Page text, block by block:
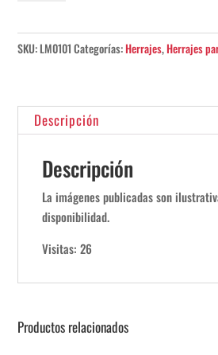
cantidad
SKU:LM0101 Categorías:Herrajes,Herrajes
Descripción
Descripción
La imágenes publicadas son
disponibilidad.
Visitas: 26
Productos relacionados